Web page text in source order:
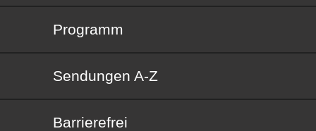
Programm
Sendungen von A bis Z
Sendungen A-Z
Barrierefrei
Barrierefrei